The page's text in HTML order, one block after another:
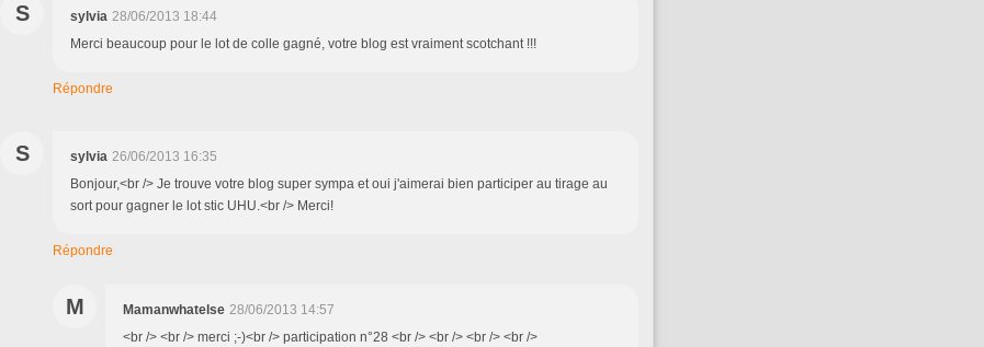
S sylvia 28/06/2013 18:44
Merci beaucoup pour le lot de colle gagné, votre blog est vraiment scotchant !!!
Répondre
S sylvia 26/06/2013 16:35
Bonjour,<br /> Je trouve votre blog super sympa et oui j'aimerai bien participer au tirage au
sort pour gagner le lot stic UHU.<br /> Merci!
Répondre
M Mamanwhatelse 28/06/2013 14:57
<br /> <br /> merci ;-)<br /> participation n°28 <br /> <br /> <br /> <br />